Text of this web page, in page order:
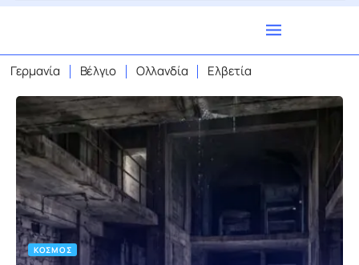
Γερμανία Βέλγιο Ολλανδία Ελβετία
ΚΌΣΜΟΣ